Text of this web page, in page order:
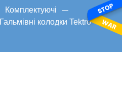
Комплектуючі
Гальмівні колодки Tektro